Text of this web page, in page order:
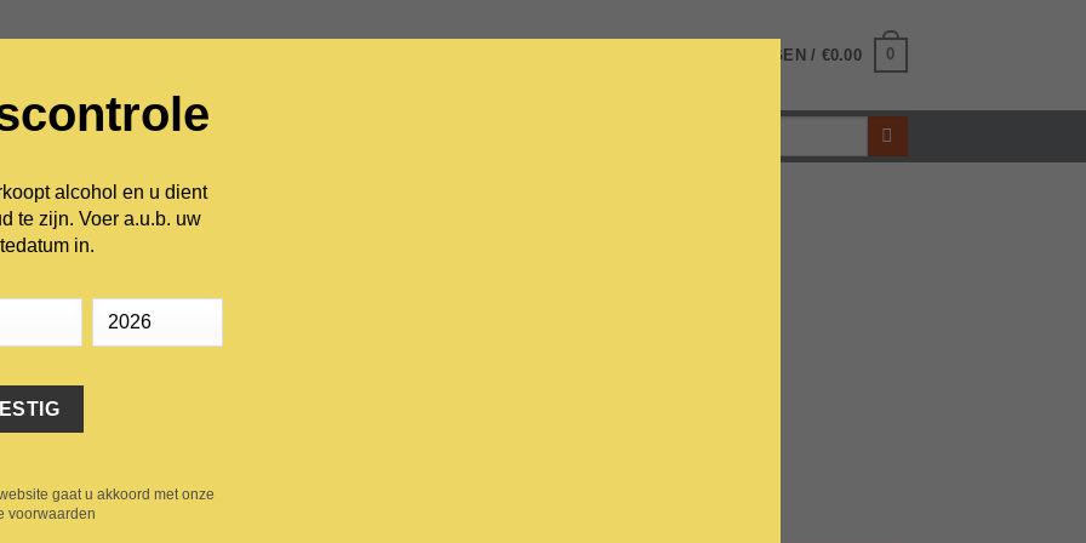
WINKELWAGEN / €0.00 0
INFORMATIE WIJNHUIZEN
Add to
alcohol en u dient
te zijn. Voer a.u.b. uw
in.
gaat u akkoord met onze
voorwaarden